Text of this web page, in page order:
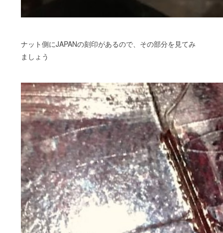
ナット側にJAPANの刻印があるので、その部分を見てみ
ましょう